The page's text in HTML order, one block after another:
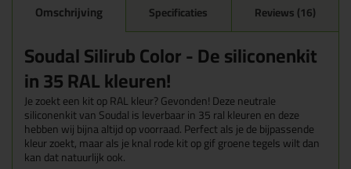
Omschrijving Specificaties Reviews (16)
Soudal Silirub Color - De siliconenkit
in 35 RAL kleuren!
Je zoekt een kit op RAL kleur? Gevonden! Deze neutrale
siliconenkit van Soudal is leverbaar in 35 ral kleuren en deze
hebben wij bijna altijd op voorraad. Perfect als je de bijpassende
kleur zoekt, maar als je knal rode kit op gif groene tegels wilt dan
kan dat natuurlijk ook.